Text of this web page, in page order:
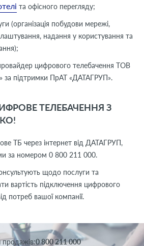
та офісного перегляду;
(організація побудови мережі,
надання у користування та
цифрового телебачення ТОВ
підтримки ПрАТ «ДАТАГРУП».
ТЕЛЕБАЧЕННЯ З
ТБ через інтернет від ДАТАГРУП,
за номером 0 800 211 000.
щодо послуги та
вартість підключення цифрового
потреб вашої компанії.
0 800 211 000